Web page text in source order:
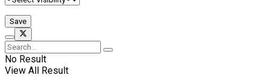
No Result
View All Result